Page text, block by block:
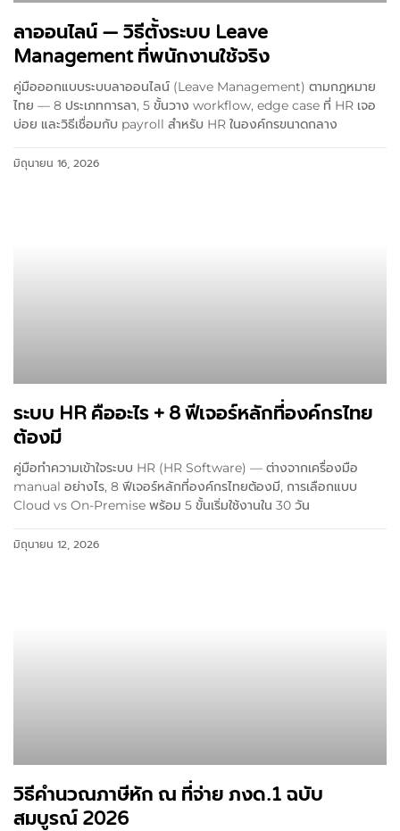
ลาออนไลน์ — วิธีตั้งระบบ Leave
Management ที่พนักงานใช้จริง
คู่มือออกแบบระบบลาออนไลน์ (Leave Management) ตามกฎหมาย
ไทย — 8 ประเภทการลา, 5 ขั้นวาง workflow, edge case ที่ HR เจอ
บ่อย และวิธีเชื่อมกับ payroll สำหรับ HR ในองค์กรขนาดกลาง
มิถุนายน 16, 2026
ระบบ HR คืออะไร + 8 ฟีเจอร์หลักที่องค์กรไทย
ต้องมี
คู่มือทำความเข้าใจระบบ HR (HR Software) — ต่างจากเครื่องมือ
manual อย่างไร, 8 ฟีเจอร์หลักที่องค์กรไทยต้องมี, การเลือกแบบ
Cloud vs On-Premise พร้อม 5 ขั้นเริ่มใช้งานใน 30 วัน
มิถุนายน 12, 2026
วิธีคำนวณภาษีหัก ณ ที่จ่าย ภงด.1 ฉบับ
สมบูรณ์ 2026